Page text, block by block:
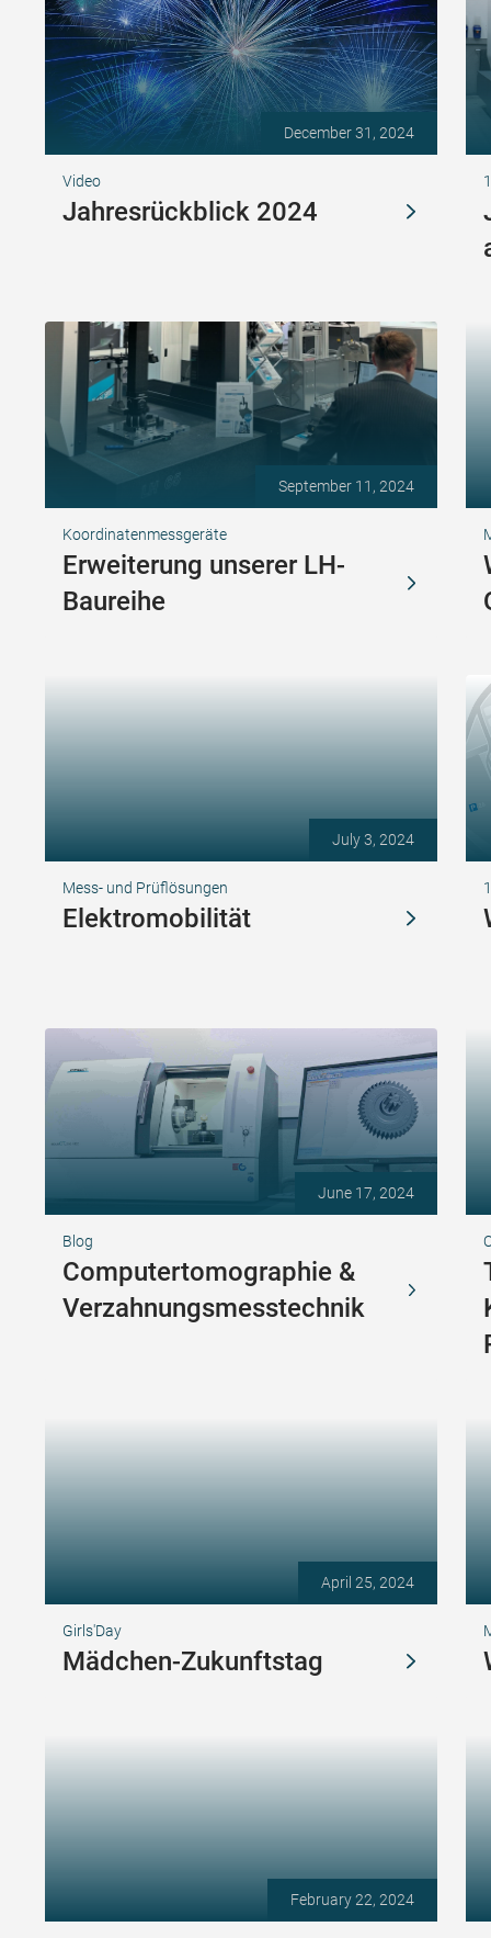
December 31, 2024
Video
Jahresrückblick 2024
September 11, 2024
Koordinatenmessgeräte
Erweiterung unserer LH-
Baureihe
July 3, 2024
Mess- und Prüflösungen
Elektromobilität
June 17, 2024
Blog
Computertomographie &
Verzahnungsmesstechnik
April 25, 2024
Girls'Day
Mädchen-Zukunftstag
February 22, 2024